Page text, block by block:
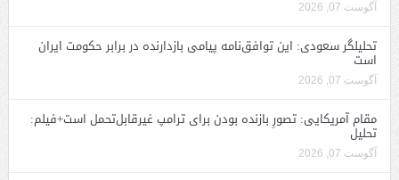
آگوست 07, 2026
تحلیلگر سعودی: این توافق‌نامه پیامی بازدارنده در برابر حکومت ایران
است
آگوست 07, 2026
مقام آمریکایی: تصورِ بازنده بودن برای ترامپ غیرقابل‌تحمل است+فیلم:
تحلیل
آگوست 07, 2026